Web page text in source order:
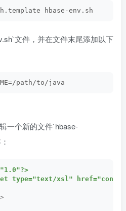
hbase-env.sh
文件，并在文件末尾添加以下
path/to/java
一个新的文件`hbase-
type="text/xsl"
>